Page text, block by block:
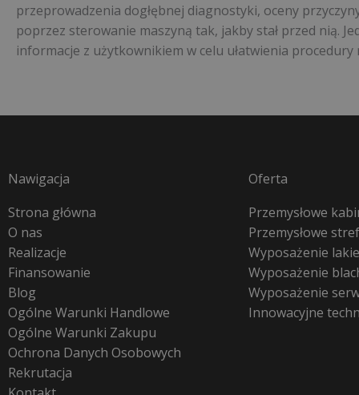
przeprowadzenia dogłębnej diagnostyki, oceny
poprzez sterowanie maszyną tak, jakby stał przed nią.
informacje z użytkownikiem w celu ułatwienia
Nawigacja
Strona główna
O nas
Realizacje
Finansowanie
Blog
Ogólne Warunki Handlowe
Ogólne Warunki Zakupu
Ochrona Danych Osobowych
Rekrutacja
Oferta
Przemysłowe
Przemysłowe
Wyposażenie
Wyposażenie
Wyposażenie
Innowacyjne